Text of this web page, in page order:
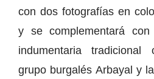
con dos fotografías en
y se complementará
indumentaria
grupo burgalés Arbayal y